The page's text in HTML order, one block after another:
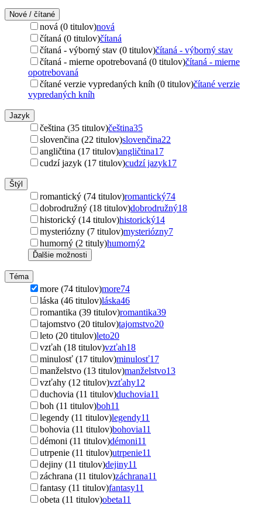
Nové / čítané
nová (0 titulov)nová
čítaná (0 titulov)čítaná
čítaná - výborný stav (0 titulov)čítaná - výborný stav
čítaná - mierne opotrebovaná (0 titulov)čítaná - mierne
opotrebovaná
čítané verzie vypredaných kníh (0 titulov)čítané verzie
vypredaných kníh
Jazyk
čeština (35 titulov)čeština35
slovenčina (22 titulov)slovenčina22
angličtina (17 titulov)angličtina17
cudzí jazyk (17 titulov)cudzí jazyk17
Štýl
romantický (74 titulov)romantický74
dobrodružný (18 titulov)dobrodružný18
historický (14 titulov)historický14
mysteriózny (7 titulov)mysteriózny7
humorný (2 tituly)humorný2
Ďalšie možnosti
Téma
more (74 titulov)more74
láska (46 titulov)láska46
romantika (39 titulov)romantika39
tajomstvo (20 titulov)tajomstvo20
leto (20 titulov)leto20
vzťah (18 titulov)vzťah18
minulosť (17 titulov)minulosť17
manželstvo (13 titulov)manželstvo13
vzťahy (12 titulov)vzťahy12
duchovia (11 titulov)duchovia11
boh (11 titulov)boh11
legendy (11 titulov)legendy11
bohovia (11 titulov)bohovia11
démoni (11 titulov)démoni11
utrpenie (11 titulov)utrpenie11
dejiny (11 titulov)dejiny11
záchrana (11 titulov)záchrana11
fantasy (11 titulov)fantasy11
obeta (11 titulov)obeta11